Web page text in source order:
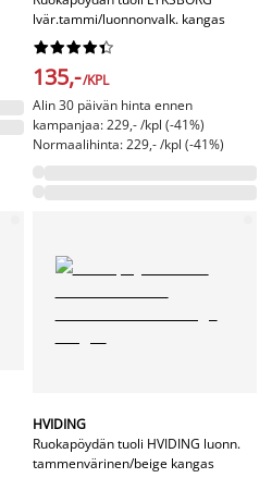
lvär.tammi/luonnonvalk. kangas






135,-/KPL
Alin 30 päivän hinta ennen
kampanjaa: 229,- /kpl (-41%)
Normaalihinta: 229,- /kpl (-41%)
HVIDING
Ruokapöydän tuoli HVIDING luonn.
tammenvärinen/beige kangas